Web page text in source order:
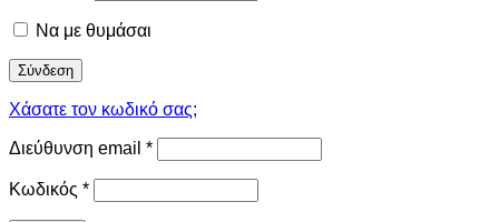
Να με θυμάσαι
Σύνδεση
Χάσατε τον κωδικό σας;
Διεύθυνση email *
Κωδικός *